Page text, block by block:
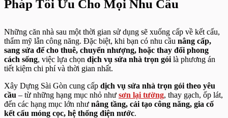
Pháp Tối Ưu Cho Mọi Nhu Cầu
Những căn nhà sau một thời gian sử dụng sẽ xuống cấp về kết cấu,
thẩm mỹ lẫn công năng. Đặc biệt, khi bạn có nhu cầu nâng cấp,
sang sửa để cho thuê, chuyển nhượng, hoặc thay đổi phong
cách sống, việc lựa chọn dịch vụ sửa nhà trọn gói là phương án
tiết kiệm chi phí và thời gian nhất.
Xây Dựng Sài Gòn cung cấp dịch vụ sửa nhà trọn gói theo yêu
cầu – từ những hạng mục nhỏ như sơn lại tường, thay gạch, ốp lát,
đến các hạng mục lớn như nâng tầng, cải tạo công năng, gia cố
kết cấu móng cọc, hệ thống điện nước.